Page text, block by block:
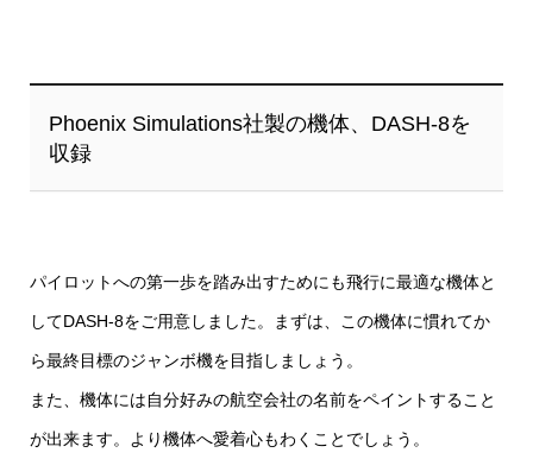
Phoenix Simulations社製の機体、DASH-8を
収録
パイロットへの第一歩を踏み出すためにも飛行に最適な機体と
してDASH-8をご用意しました。まずは、この機体に慣れてか
ら最終目標のジャンボ機を目指しましょう。
また、機体には自分好みの航空会社の名前をペイントすること
が出来ます。より機体へ愛着心もわくことでしょう。